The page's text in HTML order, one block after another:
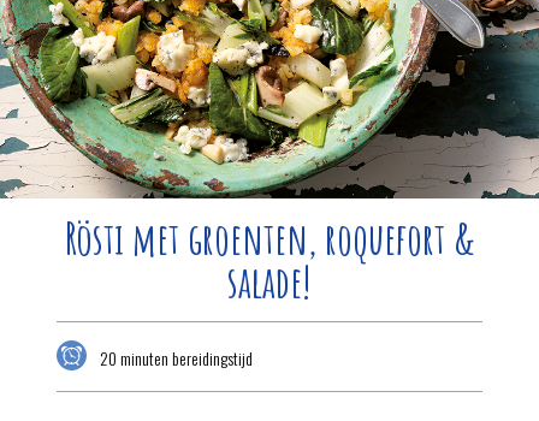
Rösti met groenten, roquefort &
salade!
20 minuten bereidingstijd